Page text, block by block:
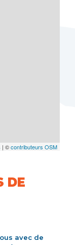
| ©contributeurs OSM
DE
avec de